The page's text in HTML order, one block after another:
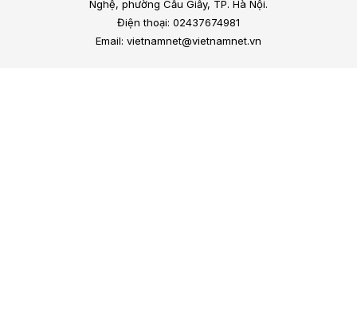
Nghệ, phường Cầu Giấy, TP. Hà Nội.
Điện thoại: 02437674981
Email: vietnamnet@vietnamnet.vn